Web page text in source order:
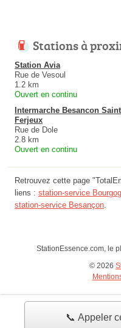
📞 Appeler
Stations à
Station Avia
Rue de Vesoul
1.2 km
Ouvert en continu
Intermarche Besancon Saint
Ferjeux
Rue de Dole
2.8 km
Ouvert en continu
Retrouvez cette page
liens : station-service
station-service Besançon.
StationEssence.com, le
© 2026